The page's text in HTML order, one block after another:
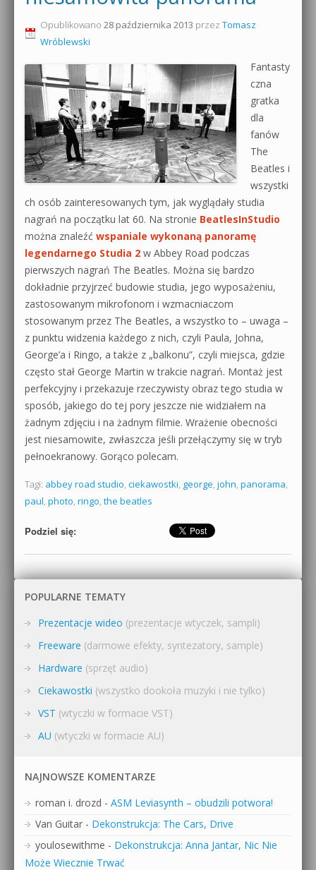
Produkcja muzyczna od podstaw
Sylenth1 od podstaw
Sound Forge od podstaw
Dubstep z syntezatorem Massive
Kontakt 5 Kompendium
0dB.pl - informacje
Materiały dla mediów
Archiwum aktualności
Polityka prywatności
Regulamin
Działanie sklepu internetowego
Wyszukiwanie
Opublikowano 28 października 2013 przez Tomasz
Wróblewski
Fantasty
czna
gratka
dla
fanów
The
Beatles i
wszystki
ch osób zainteresowanych tym, jak wyglądały studia
nagrań na początku lat 60. Na stronie BeatlesInStudio
można znaleźć wspaniale wykonaną panoramę
legendarnego Studia 2 w Abbey Road podczas
pierwszych nagrań The Beatles. Można się bardzo
dokładnie przyjrzeć budowie studia, jego wyposażeniu,
zastosowanym mikrofonom i wzmacniaczom
stosowanym przez The Beatles, a wszystko to – uwaga –
z punktu widzenia każdego z nich, czyli Paula, Johna,
George’a i Ringo, a także z „balkonu”, czyli miejsca, gdzie
często stał George Martin w trakcie nagrań. Montaż jest
perfekcyjny i przekazuje rzeczywisty obraz tego studia w
sposób, jakiego do tej pory jeszcze nie widziałem na
żadnym zdjęciu i na żadnym filmie. Wrażenie obecności
jest niesamowite, zwłaszcza jeśli przełączymy się w tryb
pełnoekranowy. Gorąco polecam.
Tagi: abbey road studio, ciekawostki, george, john, panorama,
paul, photo, ringo, the beatles
Podziel się:
POPULARNE TEMATY
Prezentacje wideo (prezentacje wtyczek, sampli)
Freeware (darmowe efekty, syntezatory, sample)
Hardware (sprzęt audio)
Ciekawostki (wszystko dookoła muzyki i nie tylko)
VST (wtyczki w formacie VST)
AU (wtyczki w formacie AU)
NAJNOWSZE KOMENTARZE
roman i. drozd - ASM Leviasynth – obudzili potwora!
Van Guitar - Dekonstrukcja: The Cars, Drive
youlosewithme - Dekonstrukcja: Anna Jantar, Nic Nie
Może Wiecznie Trwać